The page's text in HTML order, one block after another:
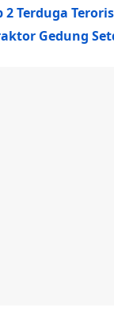
2 Terduga
Gedung